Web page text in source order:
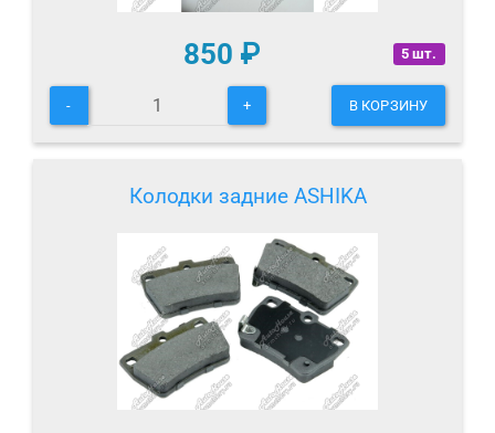
5 шт.
850 ₽
- + В КОРЗИНУ
Колодки задние ASHIKA